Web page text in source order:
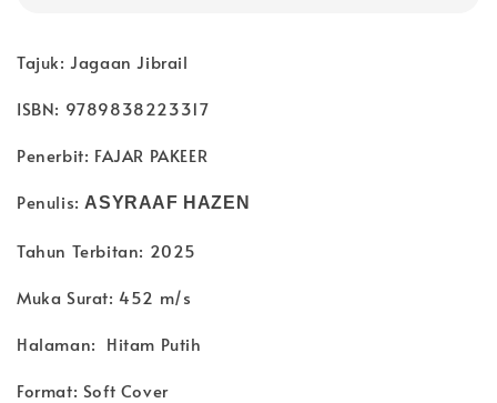
Tajuk: Jagaan Jibrail
ISBN: 9789838223317
Penerbit: FAJAR PAKEER
Penulis: ASYRAAF HAZEN
Tahun Terbitan: 2025
Muka Surat: 452 m/s
Halaman: Hitam Putih
Format: Soft Cover